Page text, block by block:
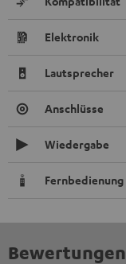
Elektronik
Lautsprecher
Anschlüsse
Wiedergabe
Fernbedienung
Bewertungen